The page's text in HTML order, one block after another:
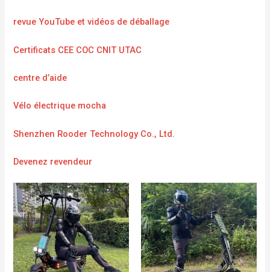
revue YouTube et vidéos de déballage
Certificats CEE COC CNIT UTAC
centre d’aide
Vélo électrique mocha
Shenzhen Rooder Technology Co., Ltd.
Devenez revendeur